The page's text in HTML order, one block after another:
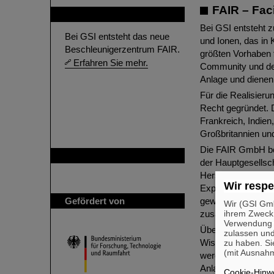
Bei GSI entsteht das neue
Beschleunigerzentrum FAIR.
Erfahren Sie mehr.
Gefördert von
FAIR –
Bei GSI entsteht
und Ionen, das in
größten
Community und
Anlage und
Für die
Recht gegründet.
Frankreich,
Großbritannien
Die FAIR GmbH
der
Herstellung und
gewährleistet,
Über die
werden in
Anlage für die
Wir
Wir (GSI
ihrem
zulassen
zu haben.
(mit
Cookie-